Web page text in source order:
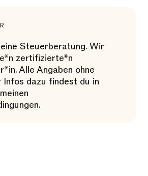
Steuerberatung. Wir
zertifizierte*n
Alle Angaben ohne
Infos dazu findest du in